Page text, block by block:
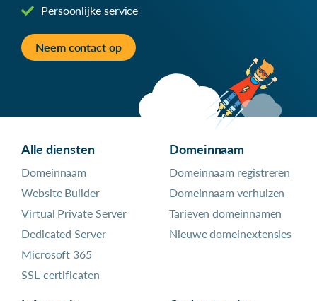
Persoonlijke service
Neem contact op
Alle diensten
Domeinnaam
Website Builder
Virtual Private Server
Dedicated Server
Microsoft 365
SSL-certificaten
Domeinnaam
Domeinnaam registreren
Domeinnaam verhuizen
Tarieven domeinnamen
Nieuwe domeinextensies